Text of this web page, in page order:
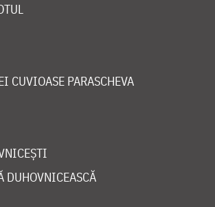
CUVIOASE PARASCHEVA
DUHOVNICEASCĂ